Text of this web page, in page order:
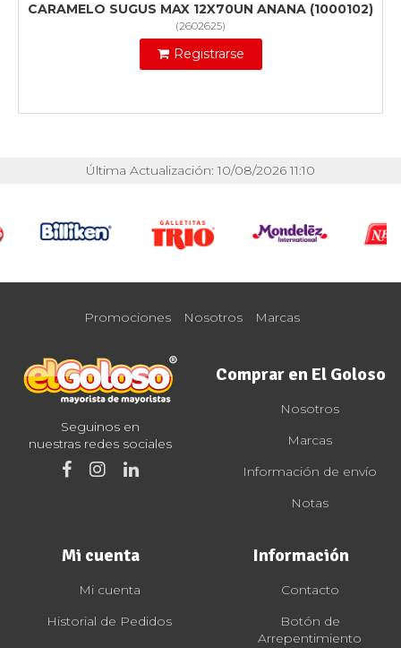
CARAMELO SUGUS MAX 12X70UN ANANA (1000102)
(2602625)
Registrarse
Última Actualización: 10/08/2026 11:10
Promociones Nosotros Marcas
Seguinos en
nuestras redes sociales
Comprar en El Goloso
Nosotros
Marcas
Información de envío
Notas
Mi cuenta
Mi cuenta
Historial de Pedidos
Información
Contacto
Botón de
Arrepentimiento